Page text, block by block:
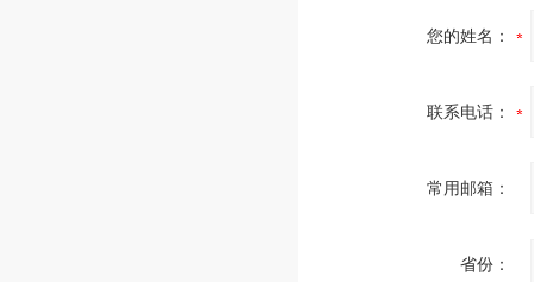
您的姓名：
联系电话：
常用邮箱：
省份：